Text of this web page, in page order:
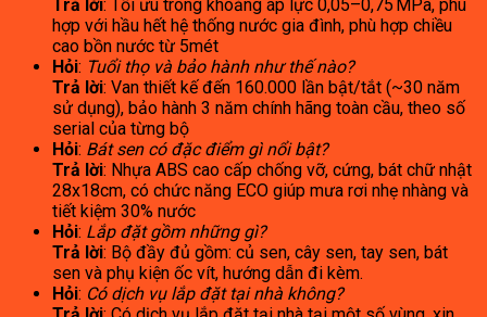
Trả lời: Tối ưu trong khoảng áp lực 0,05–0,75 MPa, phù
hợp với hầu hết hệ thống nước gia đình, phù hợp chiều
cao bồn nước từ 5mét
Hỏi: Tuổi thọ và bảo hành như thế nào?
Trả lời: Van thiết kế đến 160.000 lần bật/tắt (~30 năm
sử dụng), bảo hành 3 năm chính hãng toàn cầu, theo số
serial của từng bộ
Hỏi: Bát sen có đặc điểm gì nổi bật?
Trả lời: Nhựa ABS cao cấp chống vỡ, cứng, bát chữ nhật
28x18cm, có chức năng ECO giúp mưa rơi nhẹ nhàng và
tiết kiệm 30% nước
Hỏi: Lắp đặt gồm những gì?
Trả lời: Bộ đầy đủ gồm: củ sen, cây sen, tay sen, bát
sen và phụ kiện ốc vít, hướng dẫn đi kèm.
Hỏi: Có dịch vụ lắp đặt tại nhà không?